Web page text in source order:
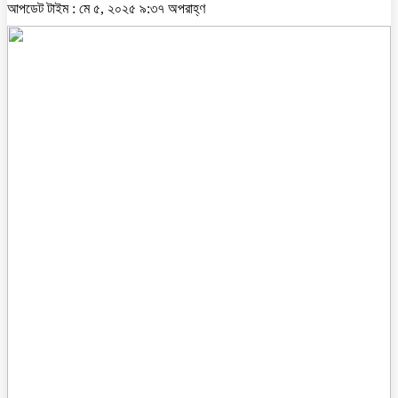
আপডেট টাইম : মে ৫, ২০২৫ ৯:৩৭ অপরাহ্ণ